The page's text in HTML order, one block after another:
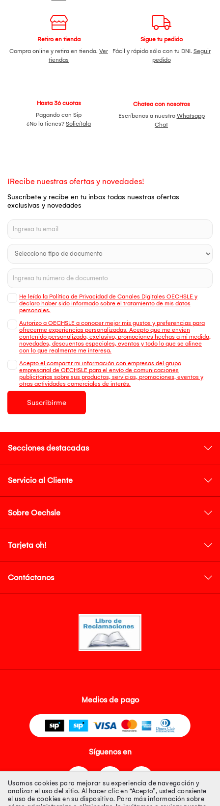
Retiro en tienda
Compra online y retira en tienda. Ver
tiendas
Sigue tu pedido
Fácil y rápido sólo con tu DNI. Seguir
pedido
Hasta 36 cuotas
Pagando con Sip
¿No la tienes? Solicítala
Chatea con nosotros
Escríbenos a nuestro Whatsapp
Chat
¡Recibe nuestras ofertas y novedades!
Suscríbete y recibe en tu inbox todas nuestras ofertas
exclusivas y novedades
He leído la Política de Privacidad de Canales Digitales OECHSLE y
declaro haber sido informado sobre el tratamiento de mis datos
personales.
Autorizo a OECHSLE a conocer mejor mis gustos y preferencias para
ofrecerme experiencias personalizadas. Acepto que me envien
contenido personalizado, exclusivo, promociones hechas a mi medida,
novedades, descuentos especiales, eventos y todo lo que se alinee
con lo que realmente me interesa.
Acepto el compartir mi información con empresas del grupo
empresarial de OECHSLE para el envío de comunicaciones
publicitarias sobre sus productos, servicios, promociones, eventos y
otras actividades comerciales de interés.
Suscribirme
Secciones destacadas
Servicio al Cliente
Sobre Oechsle
Tarjeta oh!
Contáctanos
Medios de pago
Síguenos en
Usamos cookies para mejorar su experiencia de navegación y
analizar el uso del sitio. Al hacer clic en “Acepto”, usted consiente
el uso de cookies en su dispositivo. Para más información sobre